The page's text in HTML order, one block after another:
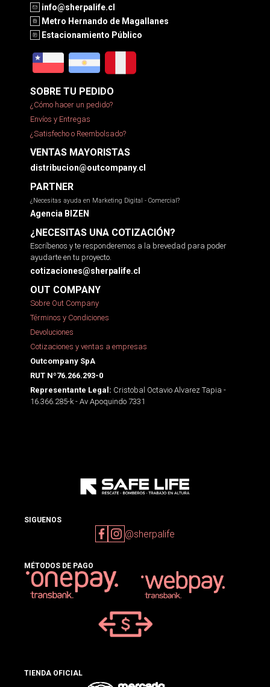
info@sherpalife.cl
Metro Hernando de Magallanes
Estacionamiento Público
SOBRE TU PEDIDO
¿Cómo hacer un pedido?
Envíos y Entregas
¿Satisfecho o Reembolsado?
VENTAS MAYORISTAS
distribucion@outcompany.cl
PARTNER
¿Necesitas ayuda en Marketing Digital - Comercial?
Agencia BIZEN
¿NECESITAS UNA COTIZACIÓN?
Escríbenos y te responderemos a la brevedad para poder
ayudarte en tu proyecto.
cotizaciones@sherpalife.cl
OUT COMPANY
Sobre Out Company
Términos y Condiciones
Devoluciones
Cotizaciones y ventas a empresas
Outcompany SpA
RUT Nº76.266.293-0
Representante Legal: Cristobal Octavio Alvarez Tapia -
16.366.285-k - Av Apoquindo 7331
SIGUENOS
@sherpalife
MÉTODOS DE PAGO
TIENDA OFICIAL